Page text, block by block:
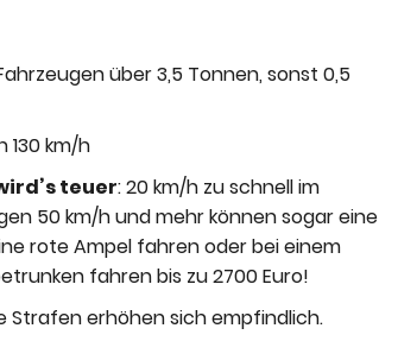
über 3,5 Tonnen, sonst 0,5
130 km/h
teuer: 20 km/h zu schnell im
50 km/h und mehr können sogar eine
rote Ampel fahren oder bei einem
fahren bis zu 2700 Euro!
erhöhen sich empfindlich.